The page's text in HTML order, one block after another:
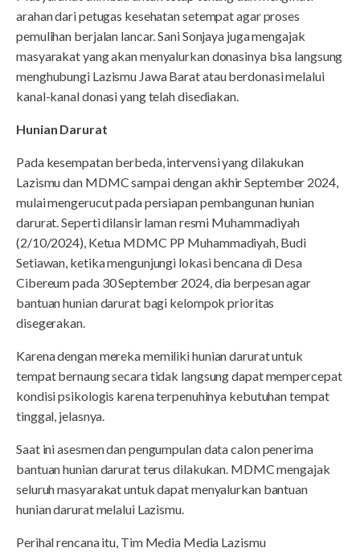
arahan dari petugas kesehatan setempat agar proses
pemulihan berjalan lancar. Sani Sonjaya juga mengajak
masyarakat yang akan menyalurkan donasinya bisa langsung
menghubungi Lazismu Jawa Barat atau berdonasi melalui
kanal-kanal donasi yang telah disediakan.
Hunian Darurat
Pada kesempatan berbeda, intervensi yang dilakukan
Lazismu dan MDMC sampai dengan akhir September 2024,
mulai mengerucut pada persiapan pembangunan hunian
darurat. Seperti dilansir laman resmi Muhammadiyah
(2/10/2024), Ketua MDMC PP Muhammadiyah, Budi
Setiawan, ketika mengunjungi lokasi bencana di Desa
Cibereum pada 30 September 2024, dia berpesan agar
bantuan hunian darurat bagi kelompok prioritas
disegerakan.
Karena dengan mereka memiliki hunian darurat untuk
tempat bernaung secara tidak langsung dapat mempercepat
kondisi psikologis karena terpenuhinya kebutuhan tempat
tinggal, jelasnya.
Saat ini asesmen dan pengumpulan data calon penerima
bantuan hunian darurat terus dilakukan. MDMC mengajak
seluruh masyarakat untuk dapat menyalurkan bantuan
hunian darurat melalui Lazismu.
Perihal rencana itu, Tim Media Media Lazismu